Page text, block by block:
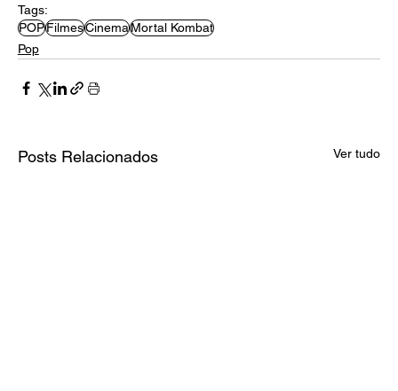
Tags:
POPFilmesCinemaMortal Kombat
Pop
Posts Relacionados Ver tudo